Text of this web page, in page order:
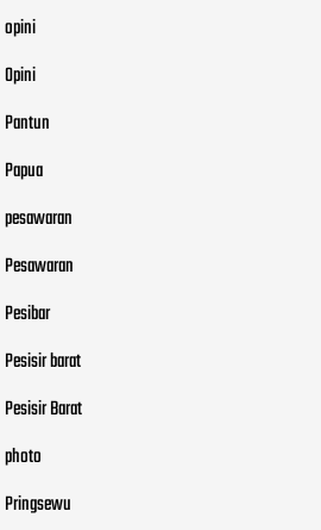
opini
Opini
Pantun
Papua
pesawaran
Pesawaran
Pesibar
Pesisir barat
Pesisir Barat
photo
Pringsewu